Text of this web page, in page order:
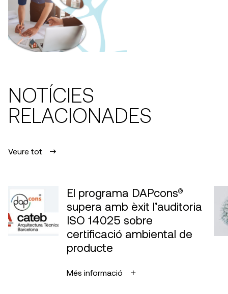
NOTÍCIES
RELACIONADES
Veure tot
El programa DAPcons®
supera amb èxit l’auditoria
ISO 14025 sobre
certificació ambiental de
producte
Més informació